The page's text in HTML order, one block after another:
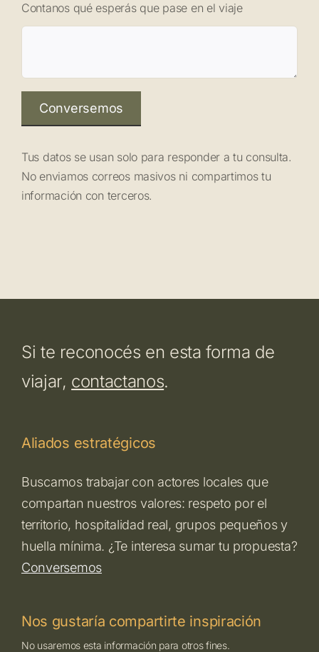
Contanos qué esperás que pase en el viaje
Conversemos
Tus datos se usan solo para responder a tu consulta.
No enviamos correos masivos ni compartimos tu
información con terceros.
Si te reconocés en esta forma de
viajar, contactanos.
Aliados estratégicos
Buscamos trabajar con actores locales que
compartan nuestros valores: respeto por el
territorio, hospitalidad real, grupos pequeños y
huella mínima. ¿Te interesa sumar tu propuesta?
Conversemos
Nos gustaría compartirte inspiración
No usaremos esta información para otros fines.